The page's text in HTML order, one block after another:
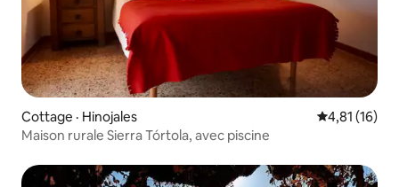
Cottage · Hinojales Note
4,81 (16)
Maison rurale Sierra Tórtola, avec piscine